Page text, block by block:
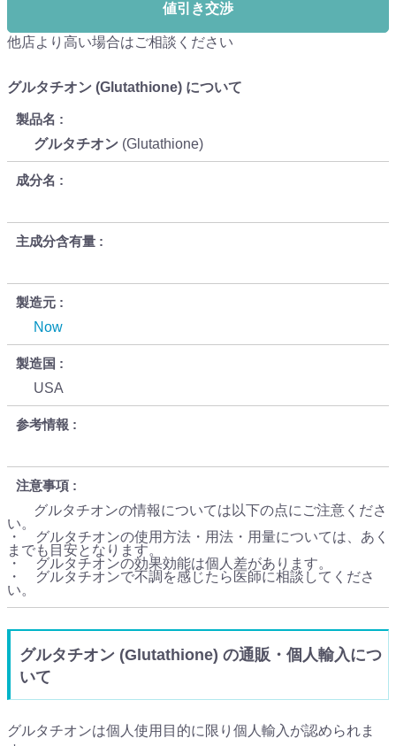
値引き交渉
他店より高い場合はご相談ください
グルタチオン (Glutathione) について
製品名
グルタチオン (Glutathione)
成分名
主成分含有量
製造元
Now
製造国
USA
参考情報
注意事項
グルタチオンの情報については以下の点にご注意くださ
い。
・ グルタチオンの使用方法・用法・用量については、あく
までも目安となります。
・ グルタチオンの効果効能は個人差があります。
・ グルタチオンで不調を感じたら医師に相談してくださ
い。
グルタチオン (Glutathione) の通販・個人輸入につ
いて
グルタチオンは個人使用目的に限り個人輸入が認められま